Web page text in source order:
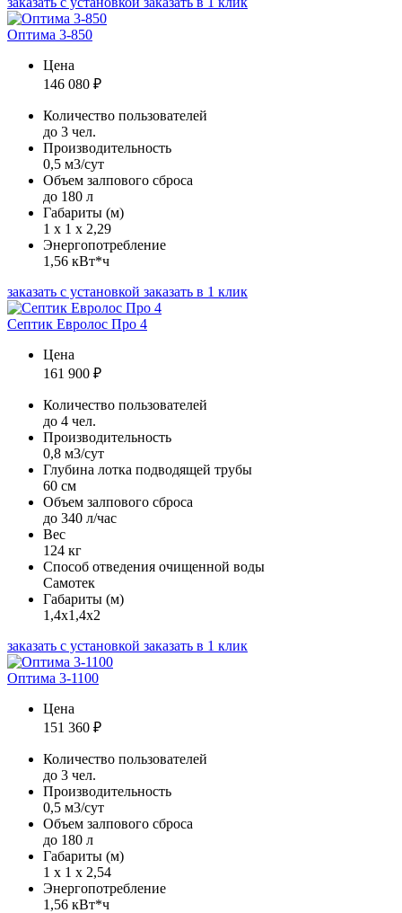
Оптима 3-850
Цена
146 080 ₽
Количество пользователей
до 3 чел.
Производительность
0,5 м3/сут
Объем залпового сброса
до 180 л
Габариты (м)
1 х 1 х 2,29
Энергопотребление
1,56 кВт*ч
заказать с установкой заказать в 1 клик
Септик Евролос Про 4
Цена
161 900 ₽
Количество пользователей
до 4 чел.
Производительность
0,8 м3/сут
Глубина лотка подводящей трубы
60 см
Объем залпового сброса
до 340 л/час
Вес
124 кг
Способ отведения очищенной воды
Самотек
Габариты (м)
1,4х1,4х2
заказать с установкой заказать в 1 клик
Оптима 3-1100
Цена
151 360 ₽
Количество пользователей
до 3 чел.
Производительность
0,5 м3/сут
Объем залпового сброса
до 180 л
Габариты (м)
1 х 1 х 2,54
Энергопотребление
1,56 кВт*ч